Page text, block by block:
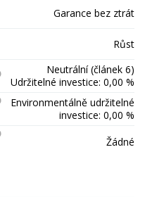
Garance bez ztrát
Růst
Neutrální (článek 6)
Udržitelné investice: 0,00 %
Environmentálně udržitelné
investice: 0,00 %
Žádné